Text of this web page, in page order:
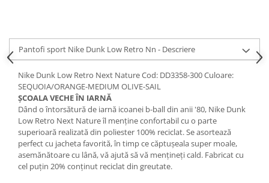
Pantofi sport Nike Dunk Low Retro Nn - Descriere
Nike Dunk Low Retro Next Nature Cod: DD3358-300 Culoare:
SEQUOIA/ORANGE-MEDIUM OLIVE-SAIL
ȘCOALA VECHE ÎN IARNĂ
Dând o întorsătură de iarnă icoanei b-ball din anii '80, Nike Dunk
Low Retro Next Nature îl menține confortabil cu o parte
superioară realizată din poliester 100% reciclat. Se asortează
perfect cu jacheta favorită, în timp ce căptușeala super moale,
asemănătoare cu lână, vă ajută să vă mențineți cald. Fabricat cu
cel puțin 20% conținut reciclat din greutate.